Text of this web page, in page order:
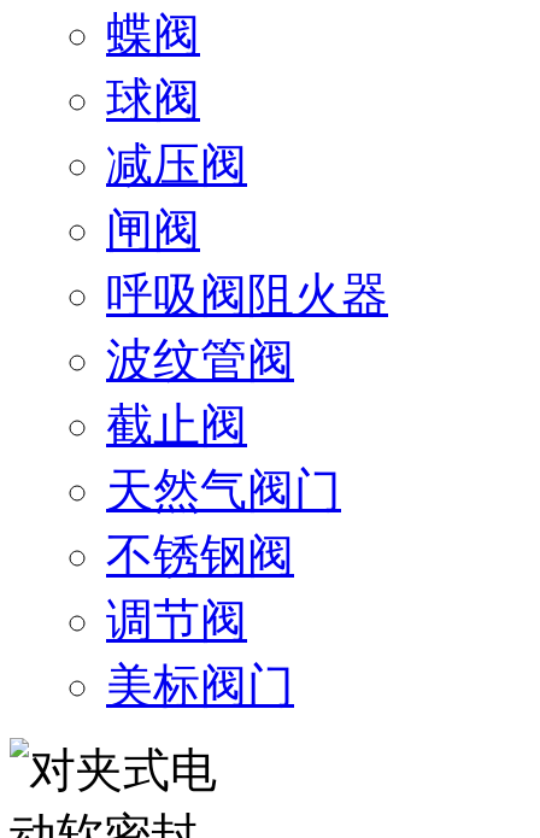
蝶阀
球阀
减压阀
闸阀
呼吸阀阻火器
波纹管阀
截止阀
天然气阀门
不锈钢阀
调节阀
美标阀门